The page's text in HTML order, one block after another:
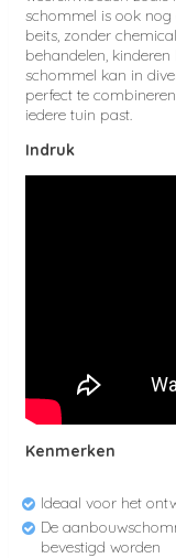
schommel is ook nog
beits, zonder
behandelen,
schommel kan in
perfect te
iedere tuin past.
Indruk
Kenmerken
Ideaal voor het
De
bevestigd worden